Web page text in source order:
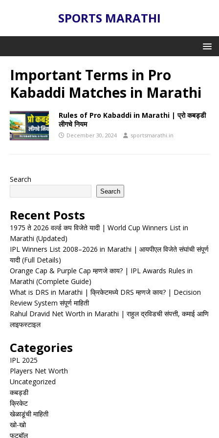
SPORTS MARATHI
Important Terms in Pro
Kabaddi Matches in Marathi
Rules of Pro Kabaddi in Marathi | प्रो कबड्डी
लीगचे नियम
December 30, 2024 sportsmarathi.in
Search
Search
Recent Posts
1975 ते 2026 वर्ल्ड कप विजेते यादी | World Cup Winners List in
Marathi (Updated)
IPL Winners List 2008–2026 in Marathi | आयपीएल विजेते संघांची संपूर्ण
यादी (Full Details)
Orange Cap & Purple Cap म्हणजे काय? | IPL Awards Rules in
Marathi (Complete Guide)
What is DRS in Marathi | क्रिकेटमध्ये DRS म्हणजे काय? | Decision
Review System संपूर्ण माहिती
Rahul Dravid Net Worth in Marathi | राहुल द्रविडची संपत्ती, कमाई आणि
लाइफस्टाइल
Categories
IPL 2025
Players Net Worth
Uncategorized
कबड्डी
क्रिकेट
खेळाडूंची माहिती
खो-खो
फुटबॉल